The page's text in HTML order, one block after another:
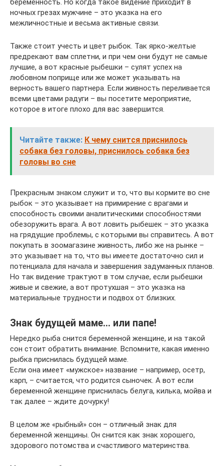
ночных грезах мужчине – это указка на его
межличностные и весьма активные связи.
Также стоит учесть и цвет рыбок. Так ярко-желтые
предрекают вам сплетни, и при чем они будут не самые
лучшие, а вот красные рыбешки – сулят успех на
любовном поприще или же может указывать на
верность вашего партнера. Если живность переливается
всеми цветами радуги – вы посетите мероприятие,
которое в итоге плохо для вас завершится.
Читайте также: К чему снится приснилось
собака без головы, приснилось собака без
головы во сне
Прекрасным знаком служит и то, что вы кормите во сне
рыбок – это указывает на примирение с врагами и
способность своими аналитическими способностями
обезоружить врага. А вот ловить рыбешек – это указка
на грядущие проблемы, с которыми вы справитесь. А вот
покупать в зоомагазине живность, либо же на рынке –
это указывает на то, что вы имеете достаточно сил и
потенциала для начала и завершения задуманных планов.
Но так видение трактуют в том случае, если рыбешки
живые и свежие, а вот протухшая – это указка на
материальные трудности и подвох от близких.
Знак будущей маме… или папе!
Нередко рыба снится беременной женщине, и на такой
сон стоит обратить внимание. Вспомните, какая именно
рыбка приснилась будущей маме.
Если она имеет «мужское» название – например, осетр,
карп, – считается, что родится сыночек. А вот если
беременной женщине приснилась белуга, килька, мойва и
так далее – ждите дочурку!
В целом же «рыбный» сон – отличный знак для
беременной женщины. Он снится как знак хорошего,
здорового потомства и счастливого материнства.